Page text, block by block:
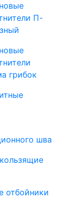
П-
грибок
шва
отбойники